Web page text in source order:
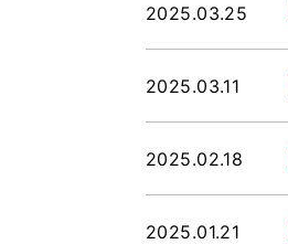
2025.03.25
2025.03.11
2025.02.18
2025.01.21